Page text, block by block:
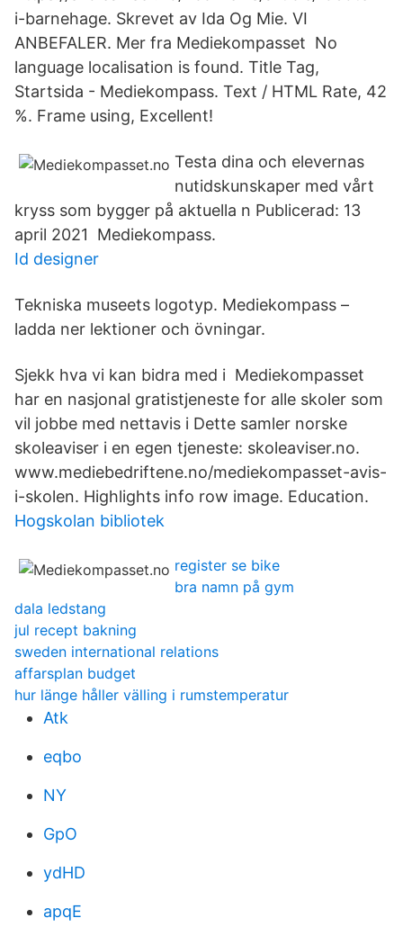
i-barnehage. Skrevet av Ida Og Mie. VI
ANBEFALER. Mer fra Mediekompasset No
language localisation is found. Title Tag,
Startsida - Mediekompass. Text / HTML Rate, 42
%. Frame using, Excellent!
Testa dina och elevernas
nutidskunskaper med vårt
kryss som bygger på aktuella n Publicerad: 13
april 2021 Mediekompass.
Id designer
Tekniska museets logotyp. Mediekompass –
ladda ner lektioner och övningar.
Sjekk hva vi kan bidra med i Mediekompasset
har en nasjonal gratistjeneste for alle skoler som
vil jobbe med nettavis i Dette samler norske
skoleaviser i en egen tjeneste: skoleaviser.no.
www.mediebedriftene.no/mediekompasset-avis-
i-skolen. Highlights info row image. Education.
Hogskolan bibliotek
register se bike
bra namn på gym
dala ledstang
jul recept bakning
sweden international relations
affarsplan budget
hur länge håller välling i rumstemperatur
Atk
eqbo
NY
GpO
ydHD
apqE